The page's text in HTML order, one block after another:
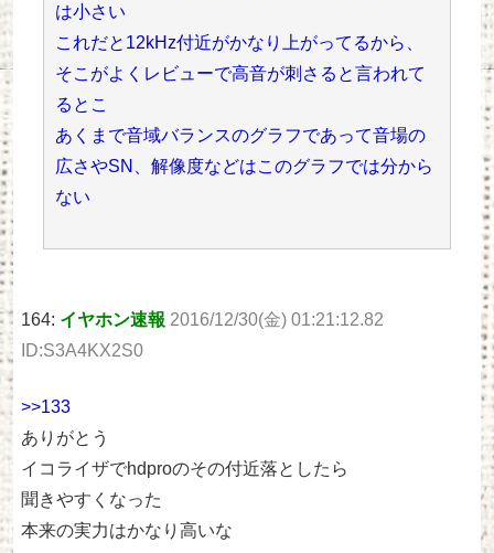
は小さい
これだと12kHz付近がかなり上がってるから、
そこがよくレビューで高音が刺さると言われて
るとこ
あくまで音域バランスのグラフであって音場の
広さやSN、解像度などはこのグラフでは分から
ない
164: イヤホン速報 2016/12/30(金) 01:21:12.82
ID:S3A4KX2S0
>>133
ありがとう
イコライザでhdproのその付近落としたら
聞きやすくなった
本来の実力はかなり高いな